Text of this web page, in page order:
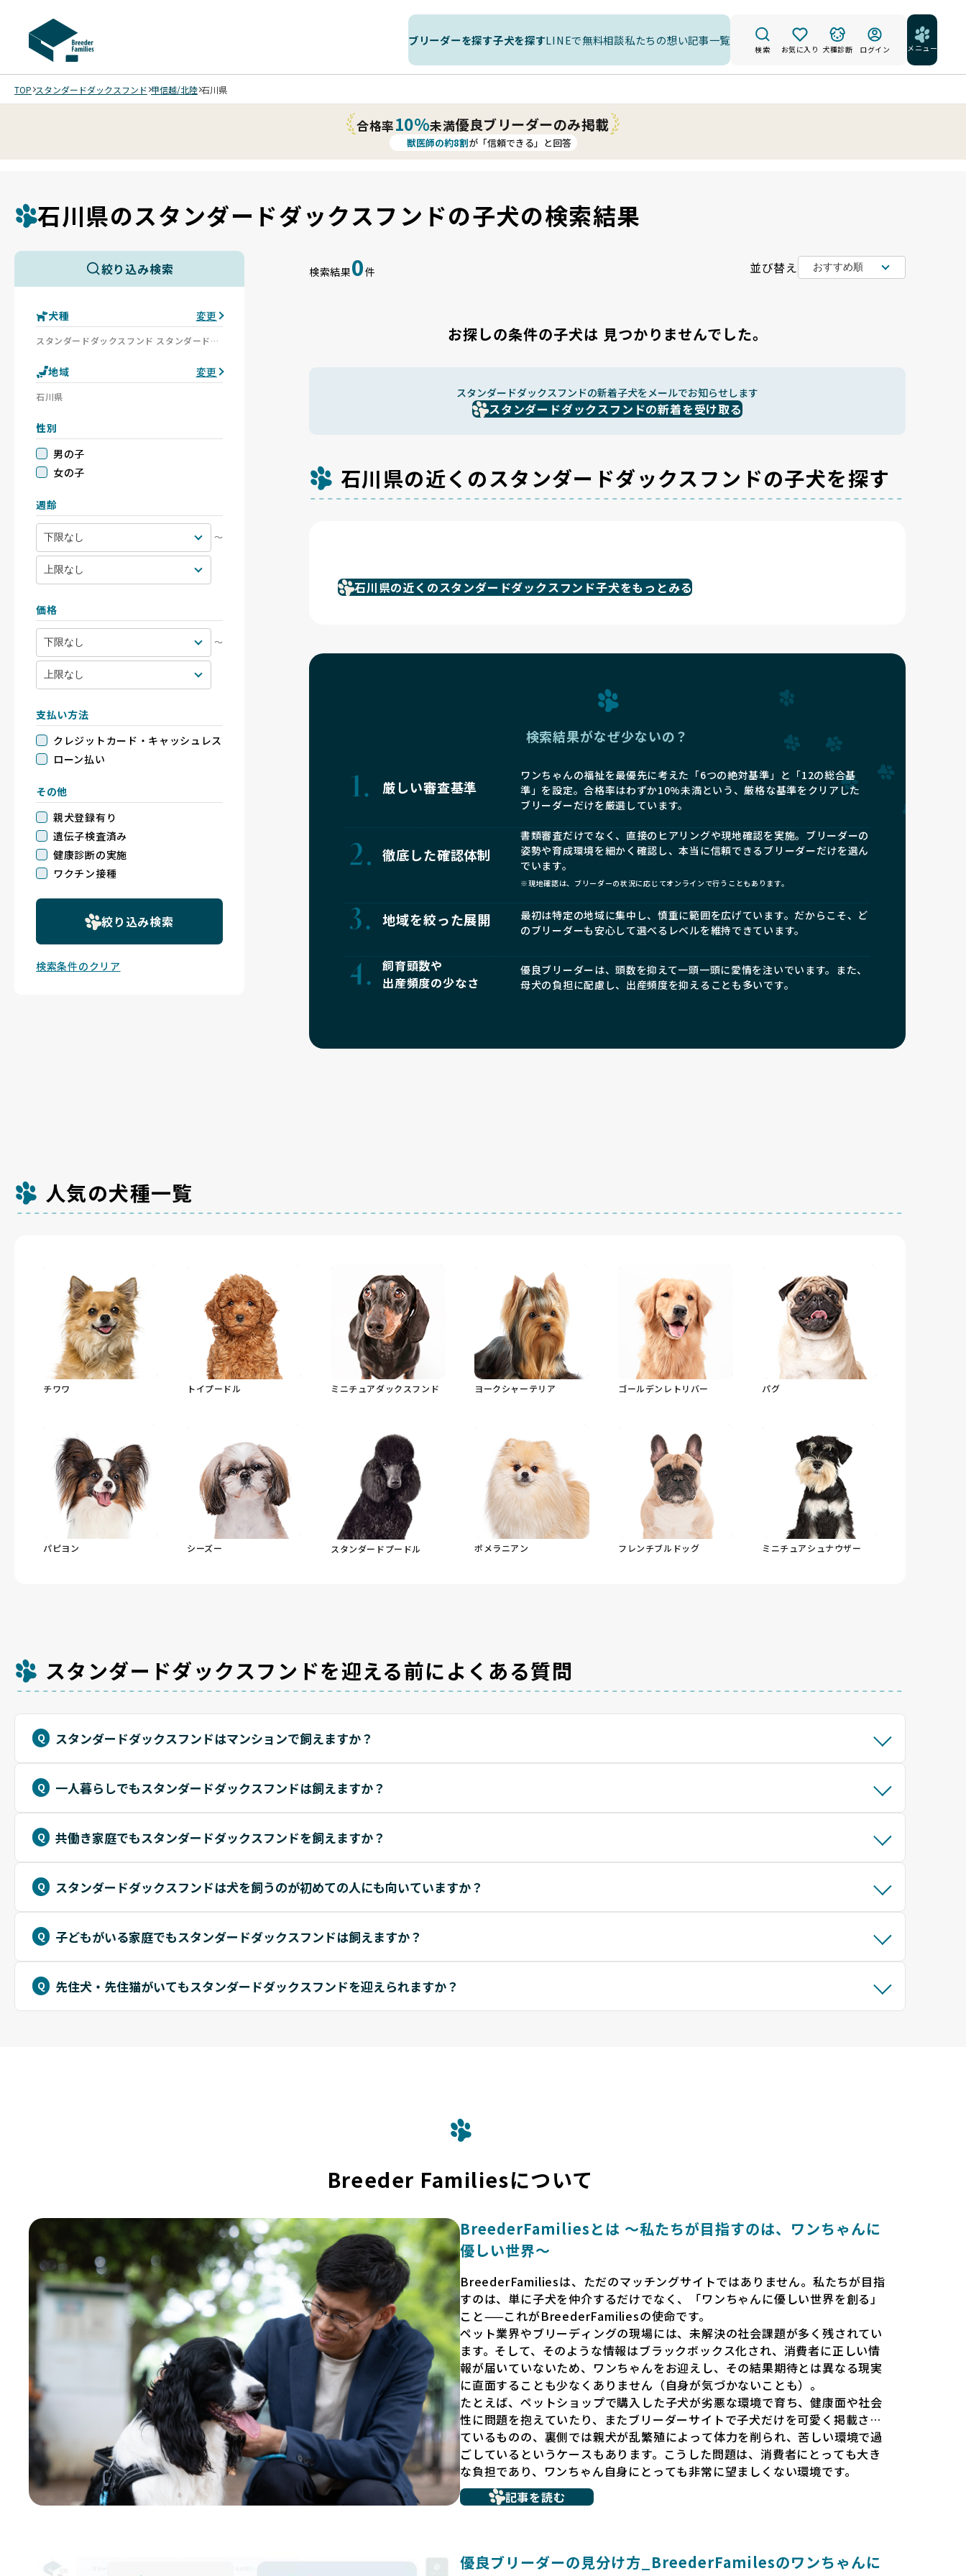
ブリーダーを探す子犬を探すLINEで無料相談私たちの想い記事一覧
検索 お気に入り 犬種診断 ログイン メニュー
TOP スタンダードダックスフンド 甲信越/北陸 石川県
合格率10%未満優良ブリーダーのみ掲載
獣医師の約8割が「信頼できる」と回答
石川県のスタンダードダックスフンドの子犬の検索結果
絞り込み検索
犬種 変更
スタンダードダックスフンド スタンダードダックスフンド(ロング) スタンダードダックスフンド(スムース) スタンダードダックスフンド(ワイアー)
地域 変更
石川県
性別
男の子
女の子
週齢
〜
価格
〜
支払い方法
クレジットカード・キャッシュレス
ローン払い
その他
親犬登録有り
遺伝子検査済み
健康診断の実施
ワクチン接種
絞り込み検索
検索条件のクリア
検索結果0件 並び替え
お探しの条件の子犬は 見つかりませんでした。
スタンダードダックスフンドの新着子犬をメールでお知らせします
スタンダードダックスフンドの新着を受け取る
石川県の近くのスタンダードダックスフンドの子犬を探す
石川県の近くのスタンダードダックスフンド子犬をもっとみる
検索結果がなぜ少ないの？
厳しい審査基準
ワンちゃんの福祉を最優先に考えた「6つの絶対基準」と「12の総合基
準」を設定。合格率はわずか10%未満という、厳格な基準をクリアした
ブリーダーだけを厳選しています。
徹底した確認体制
書類審査だけでなく、直接のヒアリングや現地確認を実施。ブリーダーの
姿勢や育成環境を細かく確認し、本当に信頼できるブリーダーだけを選ん
でいます。
※現地確認は、ブリーダーの状況に応じてオンラインで行うこともあります。
地域を絞った展開
最初は特定の地域に集中し、慎重に範囲を広げています。だからこそ、ど
のブリーダーも安心して選べるレベルを維持できています。
飼育頭数や
出産頻度の少なさ
優良ブリーダーは、頭数を抑えて一頭一頭に愛情を注いでいます。また、
母犬の負担に配慮し、出産頻度を抑えることも多いです。
人気の犬種一覧
チワワ トイプードル ミニチュアダックスフンド ヨークシャーテリア ゴールデンレトリバー パグ
パピヨン シーズー スタンダードプードル ポメラニアン フレンチブルドッグ ミニチュアシュナウザー
スタンダードダックスフンドを迎える前によくある質問
スタンダードダックスフンドはマンションで飼えますか？
一人暮らしでもスタンダードダックスフンドは飼えますか？
共働き家庭でもスタンダードダックスフンドを飼えますか？
スタンダードダックスフンドは犬を飼うのが初めての人にも向いていますか？
子どもがいる家庭でもスタンダードダックスフンドは飼えますか？
先住犬・先住猫がいてもスタンダードダックスフンドを迎えられますか？
Breeder Familiesについて
BreederFamiliesとは 〜私たちが目指すのは、ワンちゃんに
優しい世界〜
BreederFamiliesは、ただのマッチングサイトではありません。私たちが目指
すのは、単に子犬を仲介するだけでなく、「ワンちゃんに優しい世界を創る」
こと——これがBreederFamiliesの使命です。
ペット業界やブリーディングの現場には、未解決の社会課題が多く残されてい
ます。そして、そのような情報はブラックボックス化され、消費者に正しい情
報が届いていないため、ワンちゃんをお迎えし、その結果期待とは異なる現実
に直面することも少なくありません（自身が気づかないことも）。
たとえば、ペットショップで購入した子犬が劣悪な環境で育ち、健康面や社会
性に問題を抱えていたり、またブリーダーサイトで子犬だけを可愛く掲載され
ているものの、裏側では親犬が乱繁殖によって体力を削られ、苦しい環境で過
ごしているというケースもあります。こうした問題は、消費者にとっても大き
な負担であり、ワンちゃん自身にとっても非常に望ましくない環境です。
だからこそ、私たちは正しい情報と安心して選べる場所を提供すべきだと考え
ています。BreederFamiliesでは、ワンちゃんを家族のように愛する「優良ブ
選べる環境を整えています。
記事を読む
優良ブリーダーの見分け方_BreederFamilesのワンちゃんに